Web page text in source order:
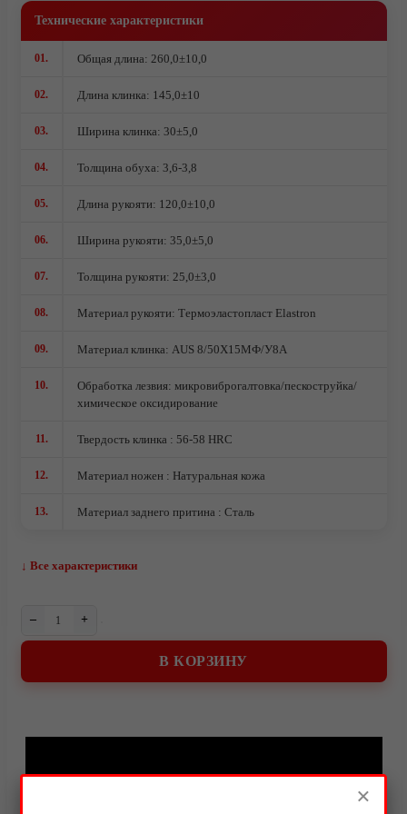
Ножи кованые из стали 95Х18
Ножи из стали AUS10Co
Ножи кованые из стали Х12МФ
О компании
Технические характеристики
01. Общая длина: 260,0±10,0
02. Длина клинка: 145,0±10
03. Ширина клинка: 30±5,0
04. Толщина обуха: 3,6-3,8
05. Длина рукояти: 120,0±10,0
06. Ширина рукояти: 35,0±5,0
07. Толщина рукояти: 25,0±3,0
08. Материал рукояти: Термоэластопласт Elastron
09. Материал клинка: AUS 8/50Х15МФ/У8А
10.
Обработка лезвия: микровиброгалтовка/пескоструйка/
химическое оксидирование
11. Твердость клинка : 56-58 HRC
12. Материал ножен : Натуральная кожа
13. Материал заднего притина : Сталь
↓ Все характеристики
– +
В КОРЗИНУ
×